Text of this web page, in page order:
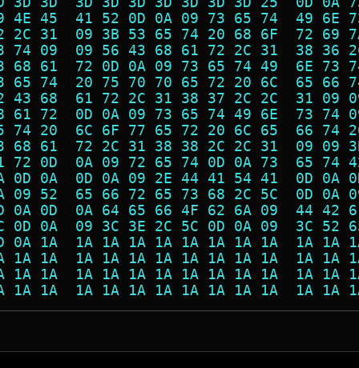
4E 45  41 52 0D 0A 09 73 65 74  49
2C 31  09 3B 53 65 74 20 68 6F  72
74 09  09 56 43 68 61 72 2C 31  38
68 61  72 0D 0A 09 73 65 74 49  6E
65 74  20 75 70 70 65 72 20 6C  65
43 68  61 72 2C 31 38 37 2C 2C  31
61 72  0D 0A 09 73 65 74 49 6E  73
74 20  6C 6F 77 65 72 20 6C 65  66
68 61  72 2C 31 38 38 2C 2C 31  09
72 0D  0A 09 72 65 74 0D 0A 73  65
0D 0A  0D 0A 09 2E 44 41 54 41  0D
09 52  65 66 72 65 73 68 2C 5C  0D
0A 0D  0A 64 65 66 4F 62 6A 09  44
0D 0A  09 3C 3E 2C 5C 0D 0A 09  3C
0A 1A  1A 1A 1A 1A 1A 1A 1A 1A  1A
1A 1A  1A 1A 1A 1A 1A 1A 1A 1A  1A
1A 1A  1A 1A 1A 1A 1A 1A 1A 1A  1A
1A 1A  1A 1A 1A 1A 1A 1A 1A 1A  1A